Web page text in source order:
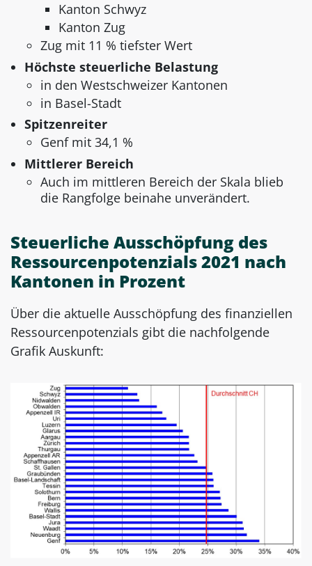
Kanton Schwyz
Kanton Zug
Zug mit 11 % tiefster Wert
Höchste steuerliche Belastung
in den Westschweizer Kantonen
in Basel-Stadt
Spitzenreiter
Genf mit 34,1 %
Mittlerer Bereich
Auch im mittleren Bereich der Skala blieb
die Rangfolge beinahe unverändert.
Steuerliche Ausschöpfung des
Ressourcenpotenzials 2021 nach
Kantonen in Prozent
Über die aktuelle Ausschöpfung des finanziellen
Ressourcenpotenzials gibt die nachfolgende
Grafik Auskunft: